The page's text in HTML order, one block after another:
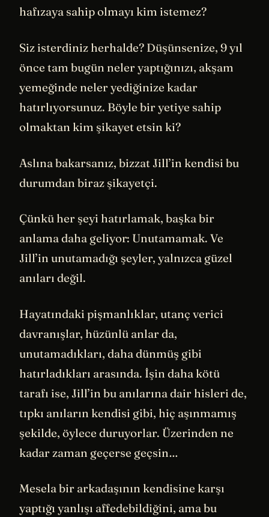
hafızaya sahip olmayı kim istemez?
Siz isterdiniz herhalde? Düşünsenize, 9 yıl
önce tam bugün neler yaptığınızı, akşam
yemeğinde neler yediğinize kadar
hatırlıyorsunuz. Böyle bir yetiye sahip
olmaktan kim şikayet etsin ki?
Aslına bakarsanız, bizzat Jill’in kendisi bu
durumdan biraz şikayetçi.
Çünkü her şeyi hatırlamak, başka bir
anlama daha geliyor: Unutamamak. Ve
Jill’in unutamadığı şeyler, yalnızca güzel
anıları değil.
Hayatındaki pişmanlıklar, utanç verici
davranışlar, hüzünlü anlar da,
unutamadıkları, daha dünmüş gibi
hatırladıkları arasında. İşin daha kötü
tarafı ise, Jill’in bu anılarına dair hisleri de,
tıpkı anıların kendisi gibi, hiç aşınmamış
şekilde, öylece duruyorlar. Üzerinden ne
kadar zaman geçerse geçsin…
Mesela bir arkadaşının kendisine karşı
yaptığı yanlışı affedebildiğini, ama bu